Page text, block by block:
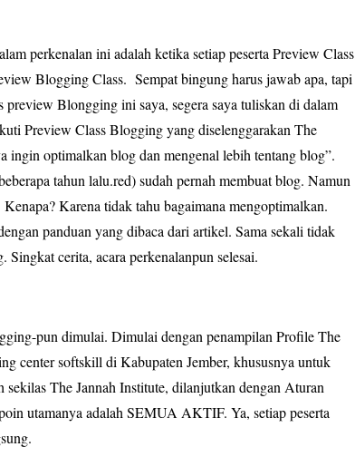
perkenalan ini adalah ketika setiap peserta Preview Class
Blogging Class. Sempat bingung harus jawab apa, tapi
preview Blongging ini saya, segera saya tuliskan di dalam
Preview Class Blogging yang diselenggarakan The
ingin optimalkan blog dan mengenal lebih tentang blog”.
tahun lalu.red) sudah pernah membuat blog. Namun
Karena tidak tahu bagaimana mengoptimalkan.
panduan yang dibaca dari artikel. Sama sekali tidak
cerita, acara perkenalanpun selesai.
pun dimulai. Dimulai dengan penampilan Profile The
center softskill di Kabupaten Jember, khususnya untuk
The Jannah Institute, dilanjutkan dengan Aturan
utamanya adalah SEMUA AKTIF. Ya, setiap peserta